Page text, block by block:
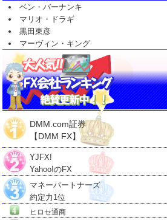
ベン・バーナンキ
マリオ・ドラギ
黒田東彦
マーヴィン・キング
DMM.com証券
【DMM FX】
YJFX!
Yahoo!のFX
マネーパートナーズ
約定力1位
ヒロセ通商